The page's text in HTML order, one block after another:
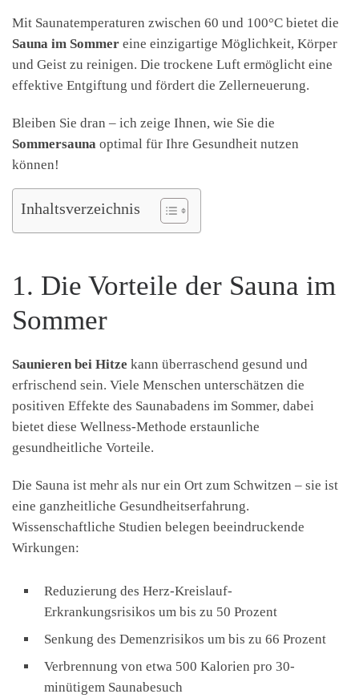
Mit Saunatemperaturen zwischen 60 und 100°C bietet die
Sauna im Sommer eine einzigartige Möglichkeit, Körper
und Geist zu reinigen. Die trockene Luft ermöglicht eine
effektive Entgiftung und fördert die Zellerneuerung.
Bleiben Sie dran – ich zeige Ihnen, wie Sie die
Sommersauna optimal für Ihre Gesundheit nutzen
können!
Inhaltsverzeichnis
1. Die Vorteile der Sauna im
Sommer
Saunieren bei Hitze kann überraschend gesund und
erfrischend sein. Viele Menschen unterschätzen die
positiven Effekte des Saunabadens im Sommer, dabei
bietet diese Wellness-Methode erstaunliche
gesundheitliche Vorteile.
Die Sauna ist mehr als nur ein Ort zum Schwitzen – sie ist
eine ganzheitliche Gesundheitserfahrung.
Wissenschaftliche Studien belegen beeindruckende
Wirkungen:
Reduzierung des Herz-Kreislauf-
Erkrankungsrisikos um bis zu 50 Prozent
Senkung des Demenzrisikos um bis zu 66 Prozent
Verbrennung von etwa 500 Kalorien pro 30-
minütigem Saunabesuch